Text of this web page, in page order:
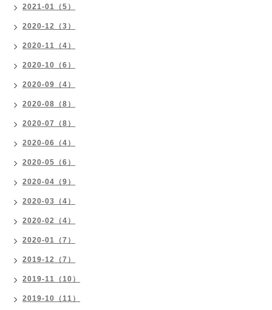
2021-01（5）
2020-12（3）
2020-11（4）
2020-10（6）
2020-09（4）
2020-08（8）
2020-07（8）
2020-06（4）
2020-05（6）
2020-04（9）
2020-03（4）
2020-02（4）
2020-01（7）
2019-12（7）
2019-11（10）
2019-10（11）